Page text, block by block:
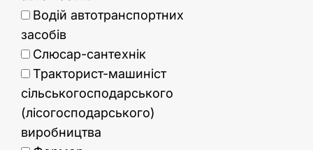
Водій автотранспортних
засобів
Слюсар-сантехнік
Тракторист-машиніст
сільськогосподарського
(лісогосподарського)
виробництва